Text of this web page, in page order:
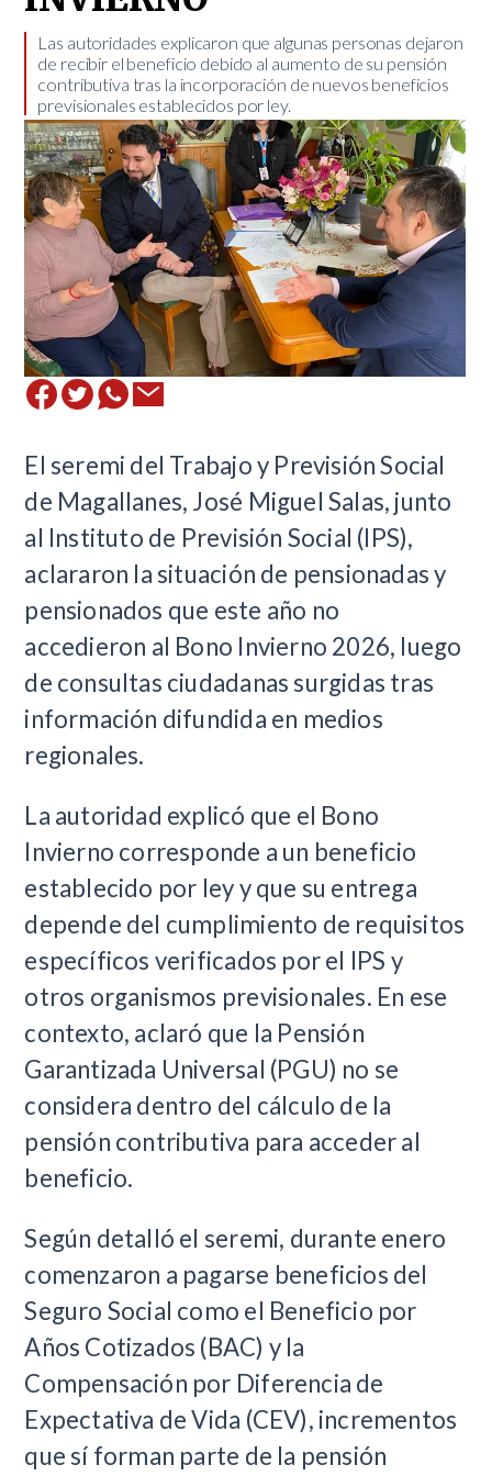
​Las autoridades explicaron que algunas personas dejaron
de recibir el beneficio debido al aumento de su pensión
contributiva tras la incorporación de nuevos beneficios
previsionales establecidos por ley.
El seremi del Trabajo y Previsión Social
de Magallanes, José Miguel Salas, junto
al Instituto de Previsión Social (IPS),
aclararon la situación de pensionadas y
pensionados que este año no
accedieron al Bono Invierno 2026, luego
de consultas ciudadanas surgidas tras
información difundida en medios
regionales.
La autoridad explicó que el Bono
Invierno corresponde a un beneficio
establecido por ley y que su entrega
depende del cumplimiento de requisitos
específicos verificados por el IPS y
otros organismos previsionales. En ese
contexto, aclaró que la Pensión
Garantizada Universal (PGU) no se
considera dentro del cálculo de la
pensión contributiva para acceder al
beneficio.
Según detalló el seremi, durante enero
comenzaron a pagarse beneficios del
Seguro Social como el Beneficio por
Años Cotizados (BAC) y la
Compensación por Diferencia de
Expectativa de Vida (CEV), incrementos
que sí forman parte de la pensión